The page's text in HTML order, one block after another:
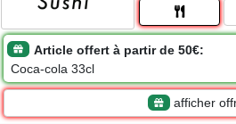
Article offert à partir de 50€:
Coca-cola 33cl
afficher